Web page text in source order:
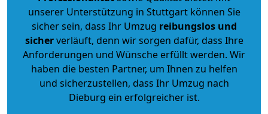
unserer Unterstützung in Stuttgart können Sie
sicher sein, dass Ihr Umzug reibungslos und
sicherverläuft, denn wir sorgen dafür, dass Ihre
Anforderungen und Wünsche erfüllt werden. Wir
haben die besten Partner, um Ihnen zu helfen
und sicherzustellen, dass Ihr Umzug nach
Dieburg ein erfolgreicher ist.